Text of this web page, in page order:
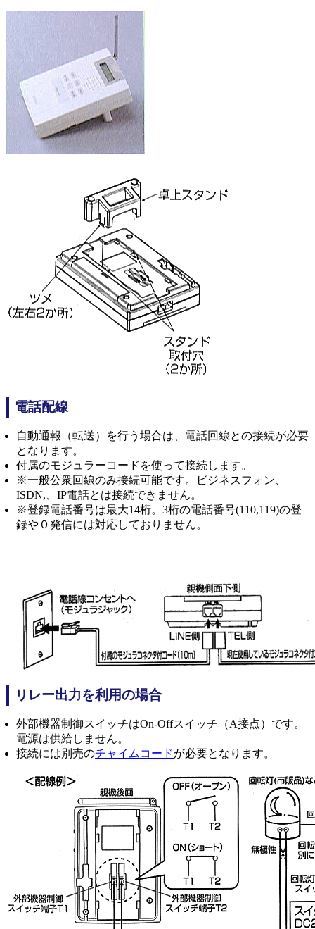
電話配線
自動通報（転送）を行う場合は、電話回線との接続が必要
となります。
付属のモジュラーコードを使って接続します。
※一般公衆回線のみ接続可能です。ビジネスフォン、
ISDN,、IP電話とは接続できません。
※登録電話番号は最大14桁。3桁の電話番号(110,119)の登
録や０発信には対応しておりません。
リレー出力を利用の場合
外部機器制御スイッチはOn-Offスイッチ（A接点）です。
電源は供給しません。
接続には別売のチャイムコードが必要となります。